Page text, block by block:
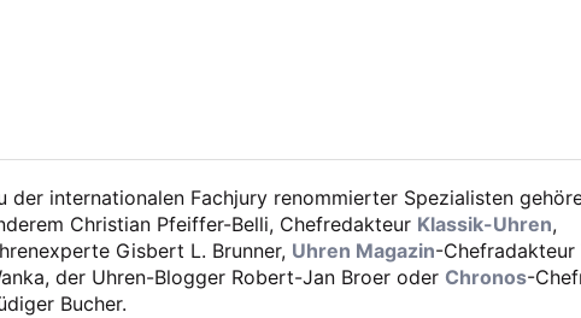
der internationalen Fachjury renommierter Spezialisten
Christian Pfeiffer-Belli, Chefredakteur Klassik-Uhren,
Gisbert L. Brunner, Uhren Magazin-Chefradakteur
der Uhren-Blogger Robert-Jan Broer oder Chronos-
Bucher.